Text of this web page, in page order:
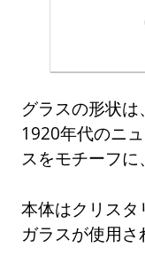
グラスの形状は
1920年代のニ
スをモチーフに
本体はクリス
ガラスが使用さ